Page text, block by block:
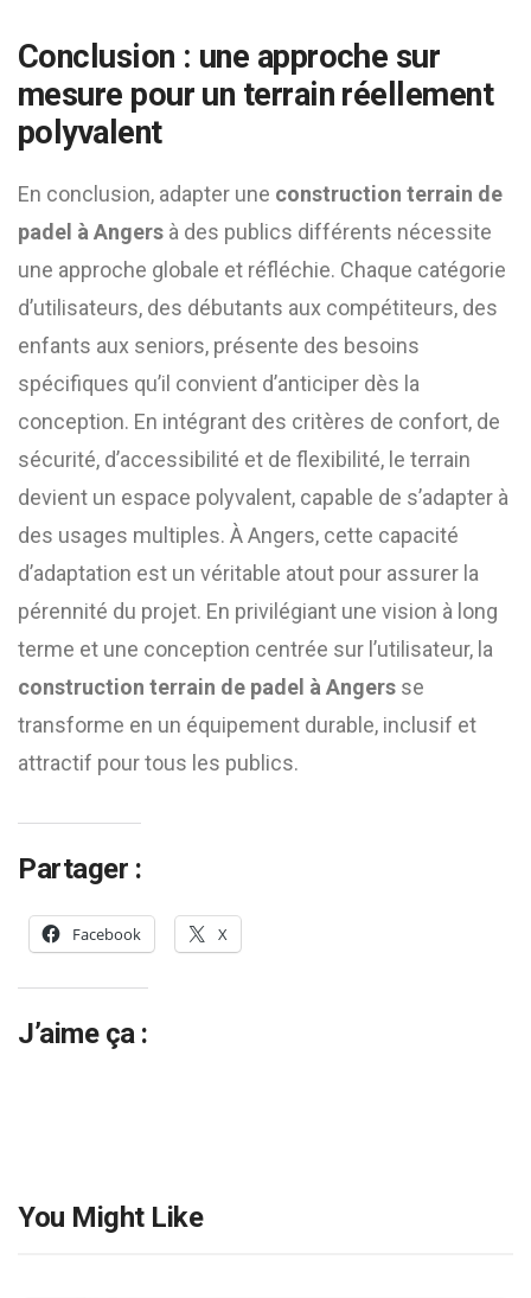
Conclusion : une approche sur
mesure pour un terrain réellement
polyvalent
En conclusion, adapter une construction terrain de
padel à Angers à des publics différents nécessite
une approche globale et réfléchie. Chaque catégorie
d’utilisateurs, des débutants aux compétiteurs, des
enfants aux seniors, présente des besoins
spécifiques qu’il convient d’anticiper dès la
conception. En intégrant des critères de confort, de
sécurité, d’accessibilité et de flexibilité, le terrain
devient un espace polyvalent, capable de s’adapter à
des usages multiples. À Angers, cette capacité
d’adaptation est un véritable atout pour assurer la
pérennité du projet. En privilégiant une vision à long
terme et une conception centrée sur l’utilisateur, la
construction terrain de padel à Angers se
transforme en un équipement durable, inclusif et
attractif pour tous les publics.
Partager :
Facebook X
J’aime ça :
You Might Like